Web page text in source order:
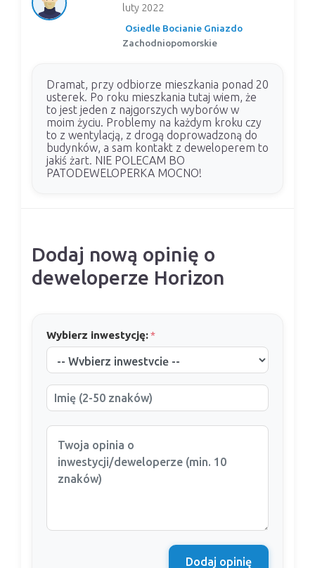
luty 2022
Osiedle Bocianie Gniazdo
Zachodniopomorskie
Dramat, przy odbiorze mieszkania ponad 20
usterek. Po roku mieszkania tutaj wiem, że
to jest jeden z najgorszych wyborów w
moim życiu. Problemy na każdym kroku czy
to z wentylacją, z drogą doprowadzoną do
budynków, a sam kontakt z deweloperem to
jakiś żart. NIE POLECAM BO
PATODEWELOPERKA MOCNO!
Dodaj nową opinię o
deweloperze Horizon
Wybierz inwestycję:*
Dodaj opinię